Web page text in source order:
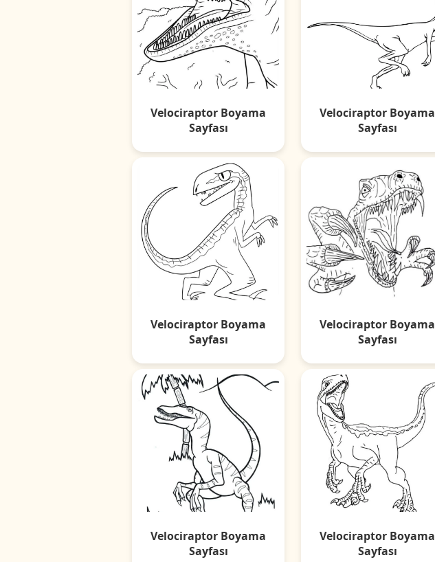
Velociraptor Boyama
Sayfası
Velociraptor Boyama
Sayfası
Velociraptor Boyama
Sayfası
Velociraptor Boyama
Sayfası
Velociraptor Boyama
Sayfası
Velociraptor Boyama
Sayfası